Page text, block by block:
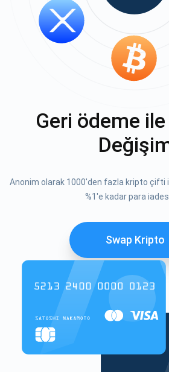
Geri ödeme ile
Anonim olarak 1000'den fazla kripto çifti
%1'e kadar para
Swap Kripto